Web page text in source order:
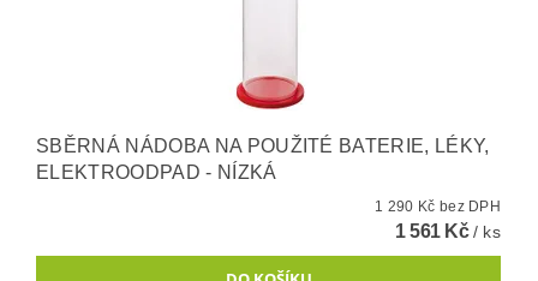
SBĚRNÁ NÁDOBA NA POUŽITÉ BATERIE, LÉKY,
ELEKTROODPAD - NÍZKÁ
1 290 Kč bez DPH
1 561 Kč/ ks